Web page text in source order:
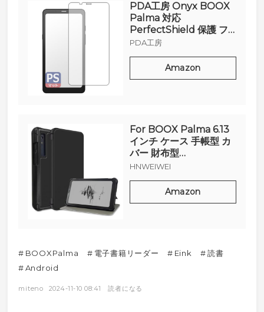
PDA工房 Onyx BOOX
Palma 対応
PerfectShield 保護 フ
ィルム 反射低減 防指紋
PDA工房
Amazon
For BOOX Palma 6.13
インチ ケース 手帳型 カ
バー 財布型
【HNWEIWEI】カード
ザー 手触りが良い マグ
ネット開閉 落下防止 衝
スタンド機能(ブラック)
HNWEIWEI
Amazon
# BOOXPalma # 電子書籍リーダー # Eink #読書
#Android
miteno 2024-11-10 08:41 読者になる